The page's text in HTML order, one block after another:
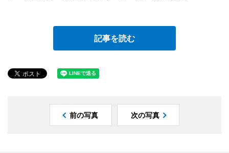
記事を読む
前の写真 次の写真